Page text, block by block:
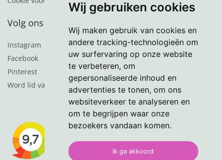
Wij gebruiken cookies
Wij maken gebruik van cookies en
andere tracking-technologieën om
uw surfervaring op onze website
te verbeteren, om
gepersonaliseerde inhoud en
advertenties te tonen, om ons
websiteverkeer te analyseren en
om te begrijpen waar onze
bezoekers vandaan komen.
Ik ga akkoord
Volg ons
Instagram
Facebook
Pinterest
Word lid van de nieuwsbrief